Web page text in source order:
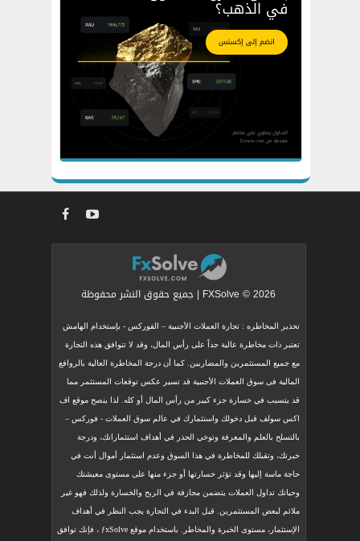
FXSolve © 2026 | جميع حقوق النشر محفوظة
تحذير المخاطره : تجارة العملات الأجنبية – الفوركس - بإستخدام الهامش
تعتبر ذات مخاطرة عالية جداً على رأس المال، وقد لا تتوافق هذه التجارة
مع جميع المستثمرين والمضاربين. كما أن درجة المخاطرة العالية بالروافع
المالية فى سوق العملات الأجنبية قد تسير عكس توقعات المستثمر مما
قد يتسبب في خسارة جزء كبير من رأس المال أو كله. لذا ينصح موقع اف
اكس سولف قبل دخولك واستثمارك في عالم سوق العملات - فوركس –
بالتسلح بالعلم والمعرفة وتوخي الحذر في أهداف استثماراتك، ودرجة
خبرتك، وتقبلك للمخاطرة في هذا السوق وعدم استثمار أموال أنت في
حاجة ماسة إليها وقد تؤثر خسارتها أو جزء منها على مستوى معيشتك
وحياتك تداول العملات يتضمن مجازفة في الربح والخسارة ولذلك فهو غير
ملائم لبعض المستثمرين. قبل البدء في التجارة يجب النظر في أهداف
الإستثمار، مستوى الخبرة والمخاطر. باستخدام موقع ƒxSolve ، فإنك توافق